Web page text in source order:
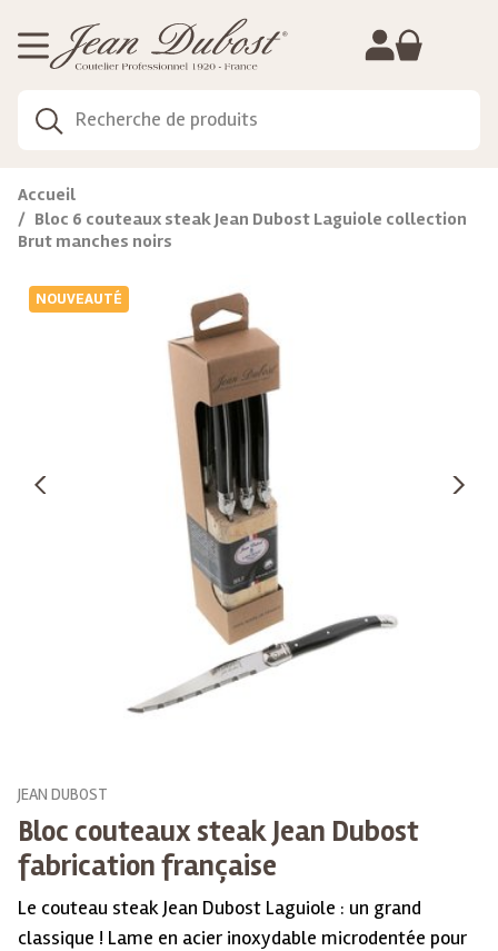
Accueil
Bloc 6 couteaux steak Jean Dubost Laguiole collection
Brut manches noirs
NOUVEAUTÉ
JEAN DUBOST
Bloc couteaux steak Jean Dubost
fabrication française
Le couteau steak Jean Dubost Laguiole : un grand
classique ! Lame en acier inoxydable microdentée pour
Gestion de vos préférences sur les cookies